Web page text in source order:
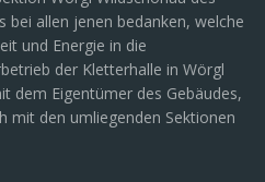
bei allen jenen bedanken, welche
und Energie in die
der Kletterhalle in Wörgl
dem Eigentümer des Gebäudes,
mit den umliegenden Sektionen